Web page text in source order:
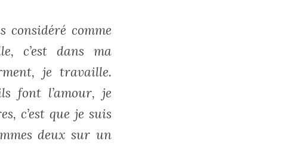
considéré comme
c’est dans ma
je travaille.
font l’amour, je
c’est que je suis
deux sur un